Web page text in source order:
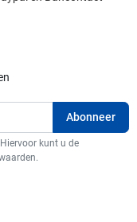
kunt u de